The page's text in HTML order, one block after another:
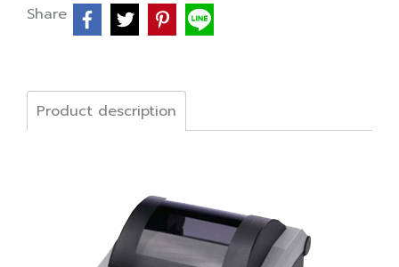
Share
Product description